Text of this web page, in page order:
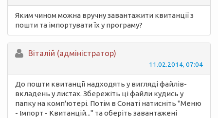
Яким чином можна вручну завантажити квитанції з
пошти та імпортувати їх у програму?
Вiталій (адміністратор)
11.02.2014, 07:04
До пошти квитанції надходять у вигляді файлів-
вкладень у листах. Збережіть ці файли кудись у
папку на комп'ютері. Потім в Сонаті натисніть "Меню
- Імпорт - Квитанцій..." та оберіть завантажені